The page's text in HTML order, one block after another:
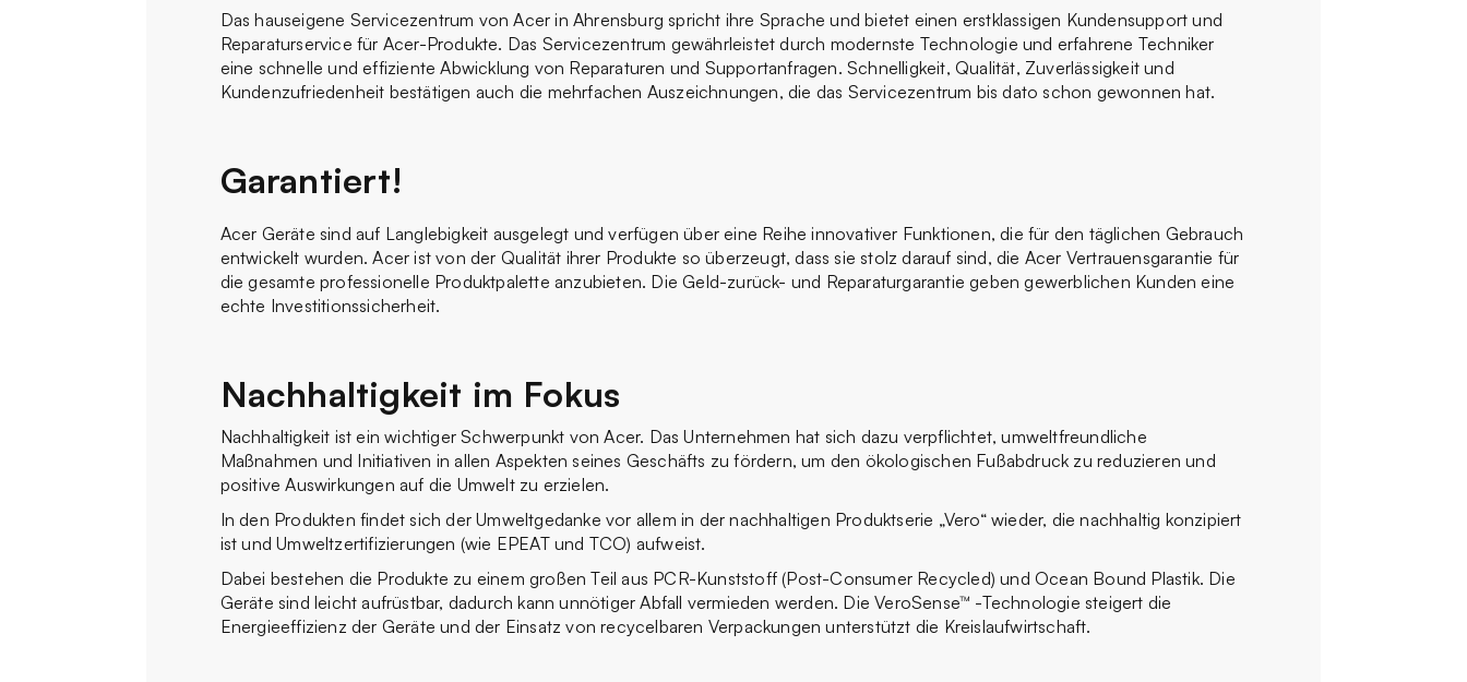
Das hauseigene Servicezentrum von Acer in Ahrensburg spricht ihre Sprache und bietet einen erstklassigen Kundensupport und
Reparaturservice für Acer-Produkte. Das Servicezentrum gewährleistet durch modernste Technologie und erfahrene Techniker
eine schnelle und effiziente Abwicklung von Reparaturen und Supportanfragen. Schnelligkeit, Qualität, Zuverlässigkeit und
Kundenzufriedenheit bestätigen auch die mehrfachen Auszeichnungen, die das Servicezentrum bis dato schon gewonnen hat.
Garantiert!
Acer Geräte sind auf Langlebigkeit ausgelegt und verfügen über eine Reihe innovativer Funktionen, die für den täglichen Gebrauch
entwickelt wurden. Acer ist von der Qualität ihrer Produkte so überzeugt, dass sie stolz darauf sind, die Acer Vertrauensgarantie für
die gesamte professionelle Produktpalette anzubieten. Die Geld-zurück- und Reparaturgarantie geben gewerblichen Kunden eine
echte Investitionssicherheit.
Nachhaltigkeit im Fokus
Nachhaltigkeit ist ein wichtiger Schwerpunkt von Acer. Das Unternehmen hat sich dazu verpflichtet, umweltfreundliche
Maßnahmen und Initiativen in allen Aspekten seines Geschäfts zu fördern, um den ökologischen Fußabdruck zu reduzieren und
positive Auswirkungen auf die Umwelt zu erzielen.
In den Produkten findet sich der Umweltgedanke vor allem in der nachhaltigen Produktserie „Vero“ wieder, die nachhaltig konzipiert
ist und Umweltzertifizierungen (wie EPEAT und TCO) aufweist.
Dabei bestehen die Produkte zu einem großen Teil aus PCR-Kunststoff (Post-Consumer Recycled) und Ocean Bound Plastik. Die
Geräte sind leicht aufrüstbar, dadurch kann unnötiger Abfall vermieden werden. Die VeroSense™ -Technologie steigert die
Energieeffizienz der Geräte und der Einsatz von recycelbaren Verpackungen unterstützt die Kreislaufwirtschaft.